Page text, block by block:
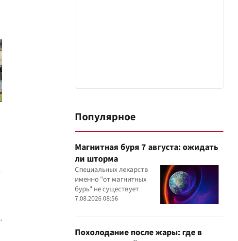
Популярное
Магнитная буря 7 августа: ожидать
ли шторма
Специальных лекарств
именно "от магнитных
бурь" не существует
7.08.2026 08:56
Похолодание после жары: где в